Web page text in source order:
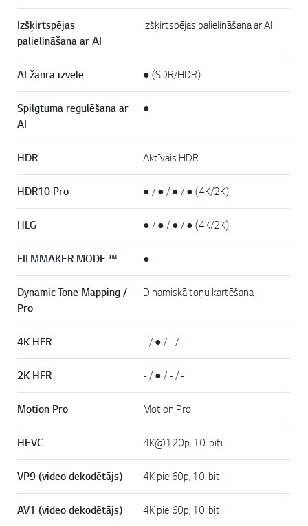
Izšķirtspējas
palielināšana ar AI
Izšķirtspējas palielināšana ar AI
AI žanra izvēle ● (SDR/HDR)
Spilgtuma regulēšana ar
AI
●
HDR Aktīvais HDR
HDR10 Pro ● / ● / ● / ● (4K/2K)
HLG ● / ● / ● / ● (4K/2K)
FILMMAKER MODE ™ ●
Dynamic Tone Mapping /
Pro
Dinamiskā toņu kartēšana
4K HFR - / ● / - / -
2K HFR - / ● / - / -
Motion Pro Motion Pro
HEVC 4K@120p, 10 biti
VP9 (video dekodētājs) 4K pie 60p, 10 biti
AV1 (video dekodētājs) 4K pie 60p, 10 biti